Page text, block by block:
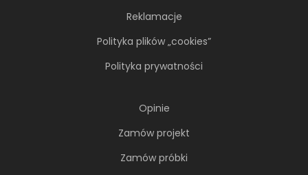
Reklamacje
Polityka plików „cookies”
Polityka prywatności
Opinie
Zamów projekt
Zamów próbki